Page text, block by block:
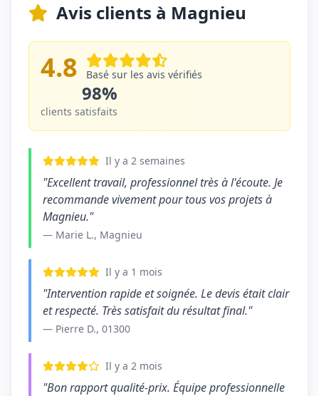
Avis clients à Magnieu
4.8 Basé sur les avis vérifiés
98%
clients satisfaits
Il y a 2 semaines
"Excellent travail, professionnel très à l'écoute. Je
recommande vivement pour tous vos projets à
Magnieu."
— Marie L., Magnieu
Il y a 1 mois
"Intervention rapide et soignée. Le devis était clair
et respecté. Très satisfait du résultat final."
— Pierre D., 01300
Il y a 2 mois
"Bon rapport qualité-prix. Équipe professionnelle